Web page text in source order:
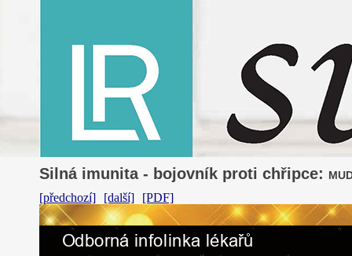
Silná imunita - bojovník proti chřipce:
[předchozí] [další] [PDF]
Odborná infolinka lékařů